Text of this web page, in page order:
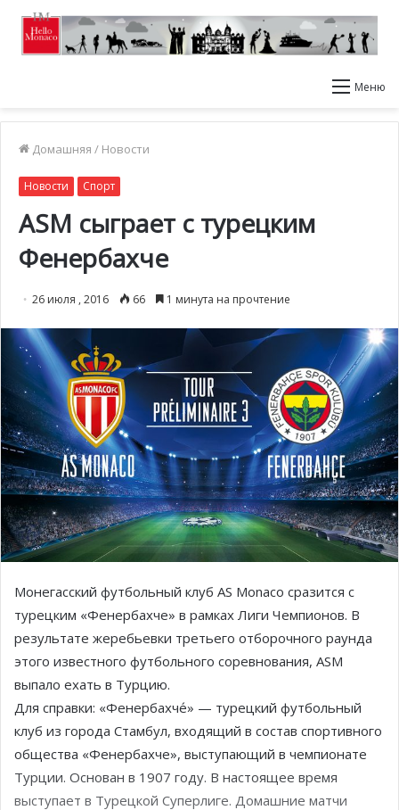
Меню
Домашняя / Новости
Новости Спорт
ASM ­сыграет с турецким
Фенербахче
26 июля , 2016 66 1 минута на прочтение
Монегасский футбольный клуб AS Monaco сразится с
турецким «Фенербахче» в рамках Лиги Чемпионов. В
результате жеребьевки третьего отборочного раунда
этого известного футбольного соревнования, ASM
выпало ехать в Турцию.
Для справки: «Фенербахче́» — турецкий футбольный
клуб из города Стамбул, входящий в состав спортивного
общества «Фенербахче», выступающий в чемпионате
Турции. Основан в 1907 году. В настоящее время
выступает в Турецкой Суперлиге. Домашние матчи